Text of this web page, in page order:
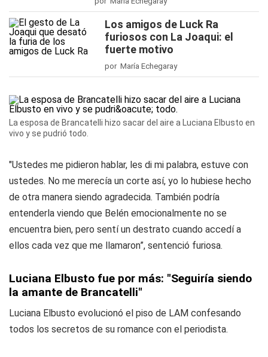
Los amigos de Luck Ra
furiosos con La Joaqui: el
fuerte motivo
por María Echegaray
La esposa de Brancatelli hizo sacar del aire a Luciana Elbusto en
vivo y se pudrió todo.
"Ustedes me pidieron hablar, les di mi palabra, estuve con
ustedes. No me merecía un corte así, yo lo hubiese hecho
de otra manera siendo agradecida. También podría
entenderla viendo que Belén emocionalmente no se
encuentra bien, pero sentí un destrato cuando accedí a
ellos cada vez que me llamaron”, sentenció furiosa.
Luciana Elbusto fue por más: "Seguiría siendo
la amante de Brancatelli"
Luciana Elbusto evolucionó el piso de LAM confesando
todos los secretos de su romance con el periodista.